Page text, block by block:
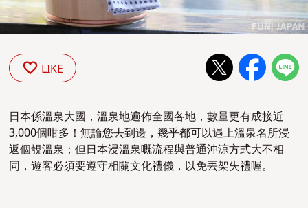
LIKE
日本係溫泉大國，溫泉地遍佈全國各地，數量更有成接近
3,000個咁多！無論您去到邊，幾乎都可以遇上溫泉名所浸
返個靚溫泉；但日本浸溫泉嘅流程與普通沖涼方式大不相
同，遊客必須要遵守相關文化禮儀，以免丟架失禮喔。